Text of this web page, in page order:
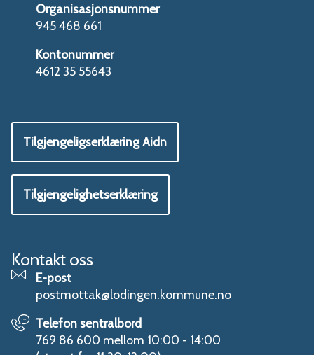
Organisasjonsnummer
945 468 661
Kontonummer
4612 35 55643
Tilgjengeligserklæring Aidn
Tilgjengelighetserklæring
Kontakt oss
E-post
postmottak@lodingen.kommune.no
Telefon sentralbord
769 86 600 mellom 10:00 - 14:00